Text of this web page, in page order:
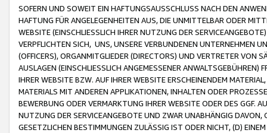
SOFERN UND SOWEIT EIN HAFTUNGSAUSSCHLUSS NACH DEN
HAFTUNG FÜR ANGELEGENHEITEN AUS, DIE UNMITTELBAR ODER
WEBSITE (EINSCHLIESSLICH IHRER NUTZUNG DER
VERPFLICHTEN SICH, UNS, UNSERE VERBUNDENEN UNTERNEHMEN
(OFFICERS), ORGANMITGLIEDER (DIRECTORS) UND VERTRETER VON
AUSLAGEN (EINSCHLIESSLICH ANGEMESSENER
IHRER WEBSITE BZW. AUF IHRER WEBSITE ERSCHEINENDEM
MATERIALS MIT ANDEREN APPLIKATIONEN, INHALTEN ODER
BEWERBUNG ODER VERMARKTUNG IHRER WEBSITE ODER DES GGF.
NUTZUNG DER SERVICEANGEBOTE UND ZWAR UNABHÄNGIG
GESETZLICHEN BESTIMMUNGEN ZULÄSSIG IST ODER NICHT, (D)